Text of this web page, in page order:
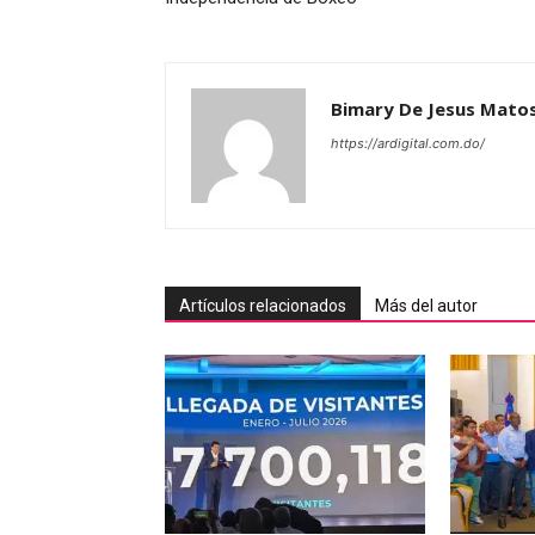
Bimary De Jesus
https://ardigital.com.do/
Artículos relacionados Más del autor